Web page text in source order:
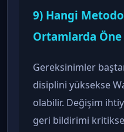
9) Hangi
Ortamlarda Öne
Gereksinimler
disiplini yüksekse
olabilir. Değişim
geri bildirimi kritikse